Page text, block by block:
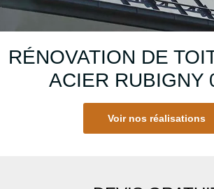
RÉNOVATION DE
ACIER RUBIGNY
Voir nos réalisations